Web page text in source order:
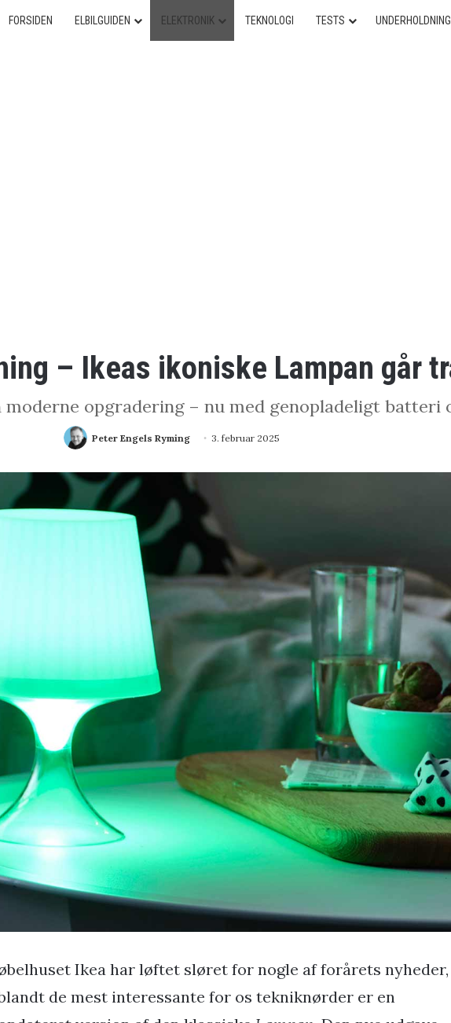
FORSIDEN ELBILGUIDEN ELEKTRONIK TEKNOLOGI TESTS UNDERHOLDNING
– Ikeas ikoniske Lampan går
opgradering – nu med genopladeligt batteri
Peter Engels Ryming 3. februar 2025
Ikea har løftet sløret for nogle af forårets nyheder,
de mest interessante for os tekniknørder er en